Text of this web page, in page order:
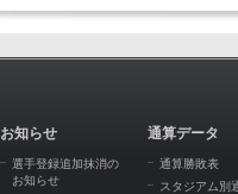
お知らせ
選手登録追加抹消の
お知らせ
通算データ
通算勝敗表
スタジアム別